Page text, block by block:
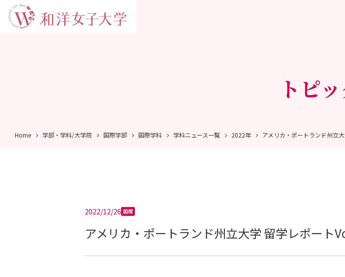
トピ
Home 学部・学科/大学院 国際学部 国際学科 学科ニュース一覧 2022年 アメリカ・ポートランド州立
2022/12/26 国際
アメリカ・ポートランド州立大学 留学レポート